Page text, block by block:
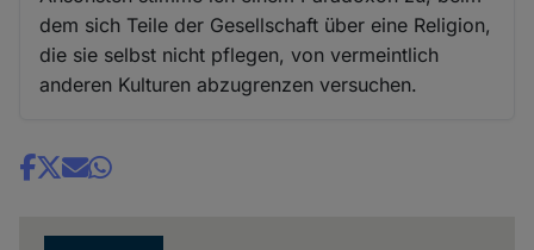
dem sich Teile der Gesellschaft über eine Religion,
die sie selbst nicht pflegen, von vermeintlich
anderen Kulturen abzugrenzen versuchen.
Share